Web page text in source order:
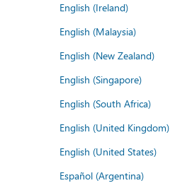
English (Ireland)
English (Malaysia)
English (New Zealand)
English (Singapore)
English (South Africa)
English (United Kingdom)
English (United States)
Español (Argentina)